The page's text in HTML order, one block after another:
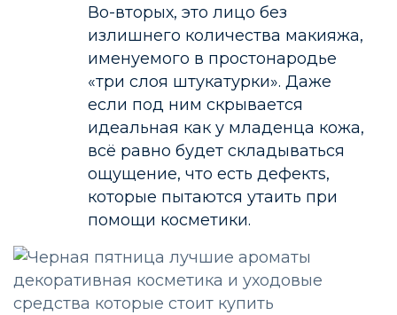
Во-вторых, это лицо без
излишнего количества макияжа,
именуемого в простонародье
«три слоя штукатурки». Даже
если под ним скрывается
идеальная как у младенца кожа,
всё равно будет складываться
ощущение, что есть дефектs,
которые пытаются утаить при
помощи косметики.